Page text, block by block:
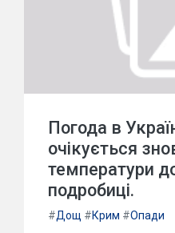
Погода в
очікується
температури
подробиці.
#Дощ #Крим #Опади